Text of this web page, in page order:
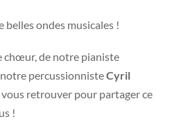
belles ondes musicales !
chœur, de notre pianiste
percussionnisteCyril
vous retrouver pour partager ce
!